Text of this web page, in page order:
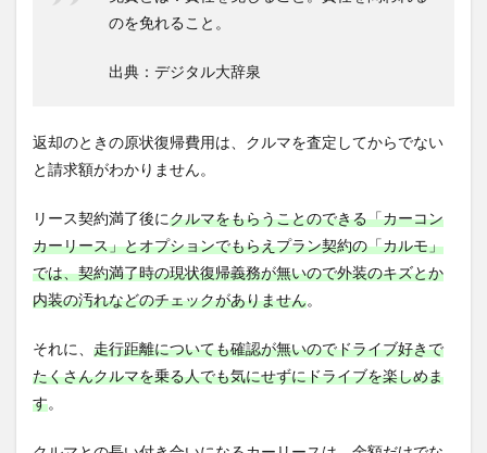
のを免れること。
出典：デジタル大辞泉
返却のときの原状復帰費用は、クルマを査定してからでない
と請求額がわかりません。
リース契約満了後にクルマをもらうことのできる「カーコン
カーリース」とオプションでもらえプラン契約の「カルモ」
では、契約満了時の現状復帰義務が無いので外装のキズとか
内装の汚れなどのチェックがありません。
それに、 走行距離についても確認が無いのでドライブ好きで
たくさんクルマを乗る人でも気にせずにドライブを楽しめま
す。